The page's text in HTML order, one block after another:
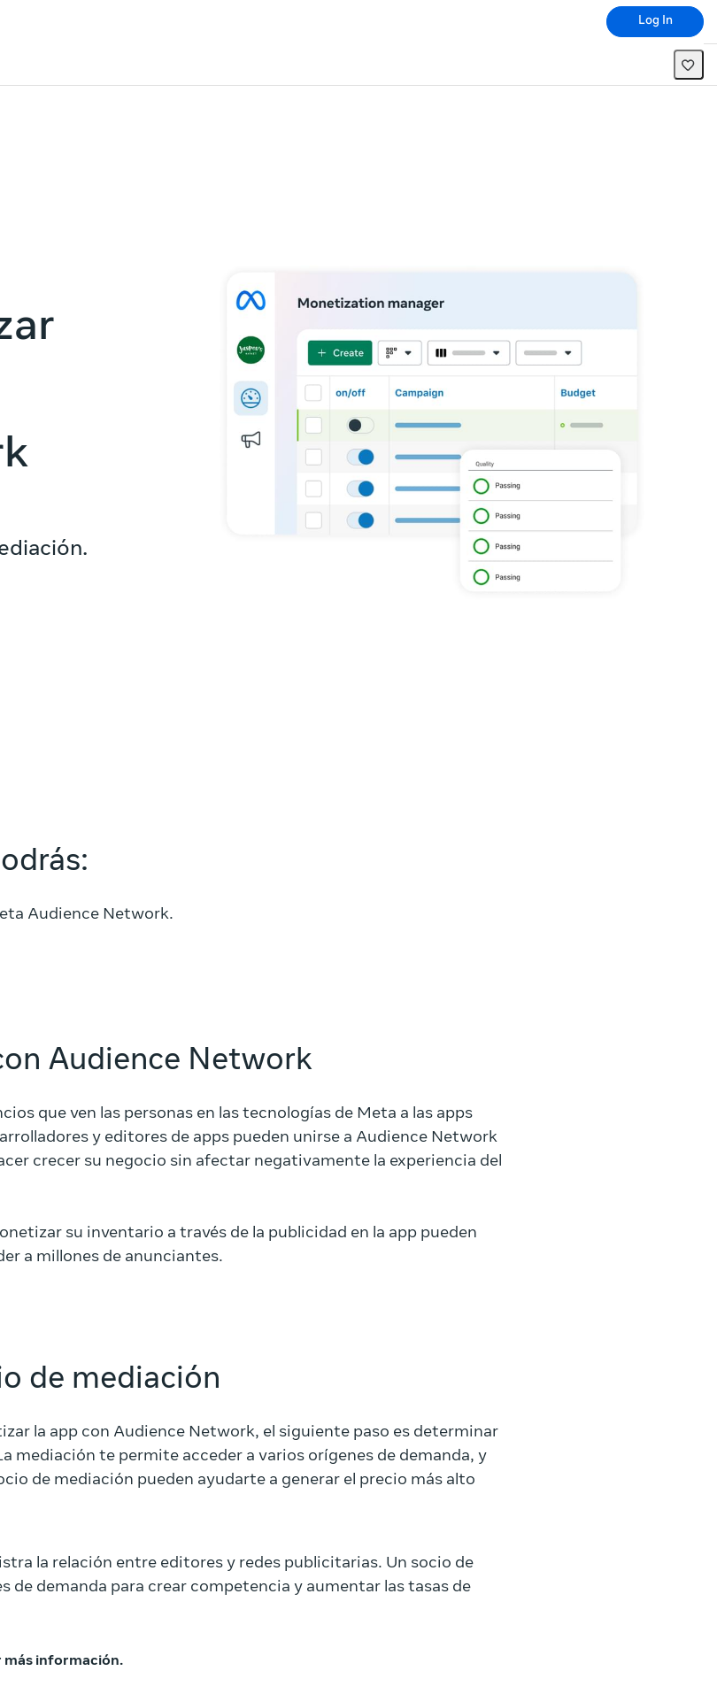
Log In
Audience Network.
Audience Network
que ven las personas en las tecnologías de Meta a las apps
y editores de apps pueden unirse a Audience Network
crecer su negocio sin afectar negativamente la experiencia del
su inventario a través de la publicidad en la app pueden
a millones de anunciantes.
de mediación
la app con Audience Network, el siguiente paso es determinar
mediación te permite acceder a varios orígenes de demanda, y
de mediación pueden ayudarte a generar el precio más alto
la relación entre editores y redes publicitarias. Un socio de
de demanda para crear competencia y aumentar las tasas de
más información.